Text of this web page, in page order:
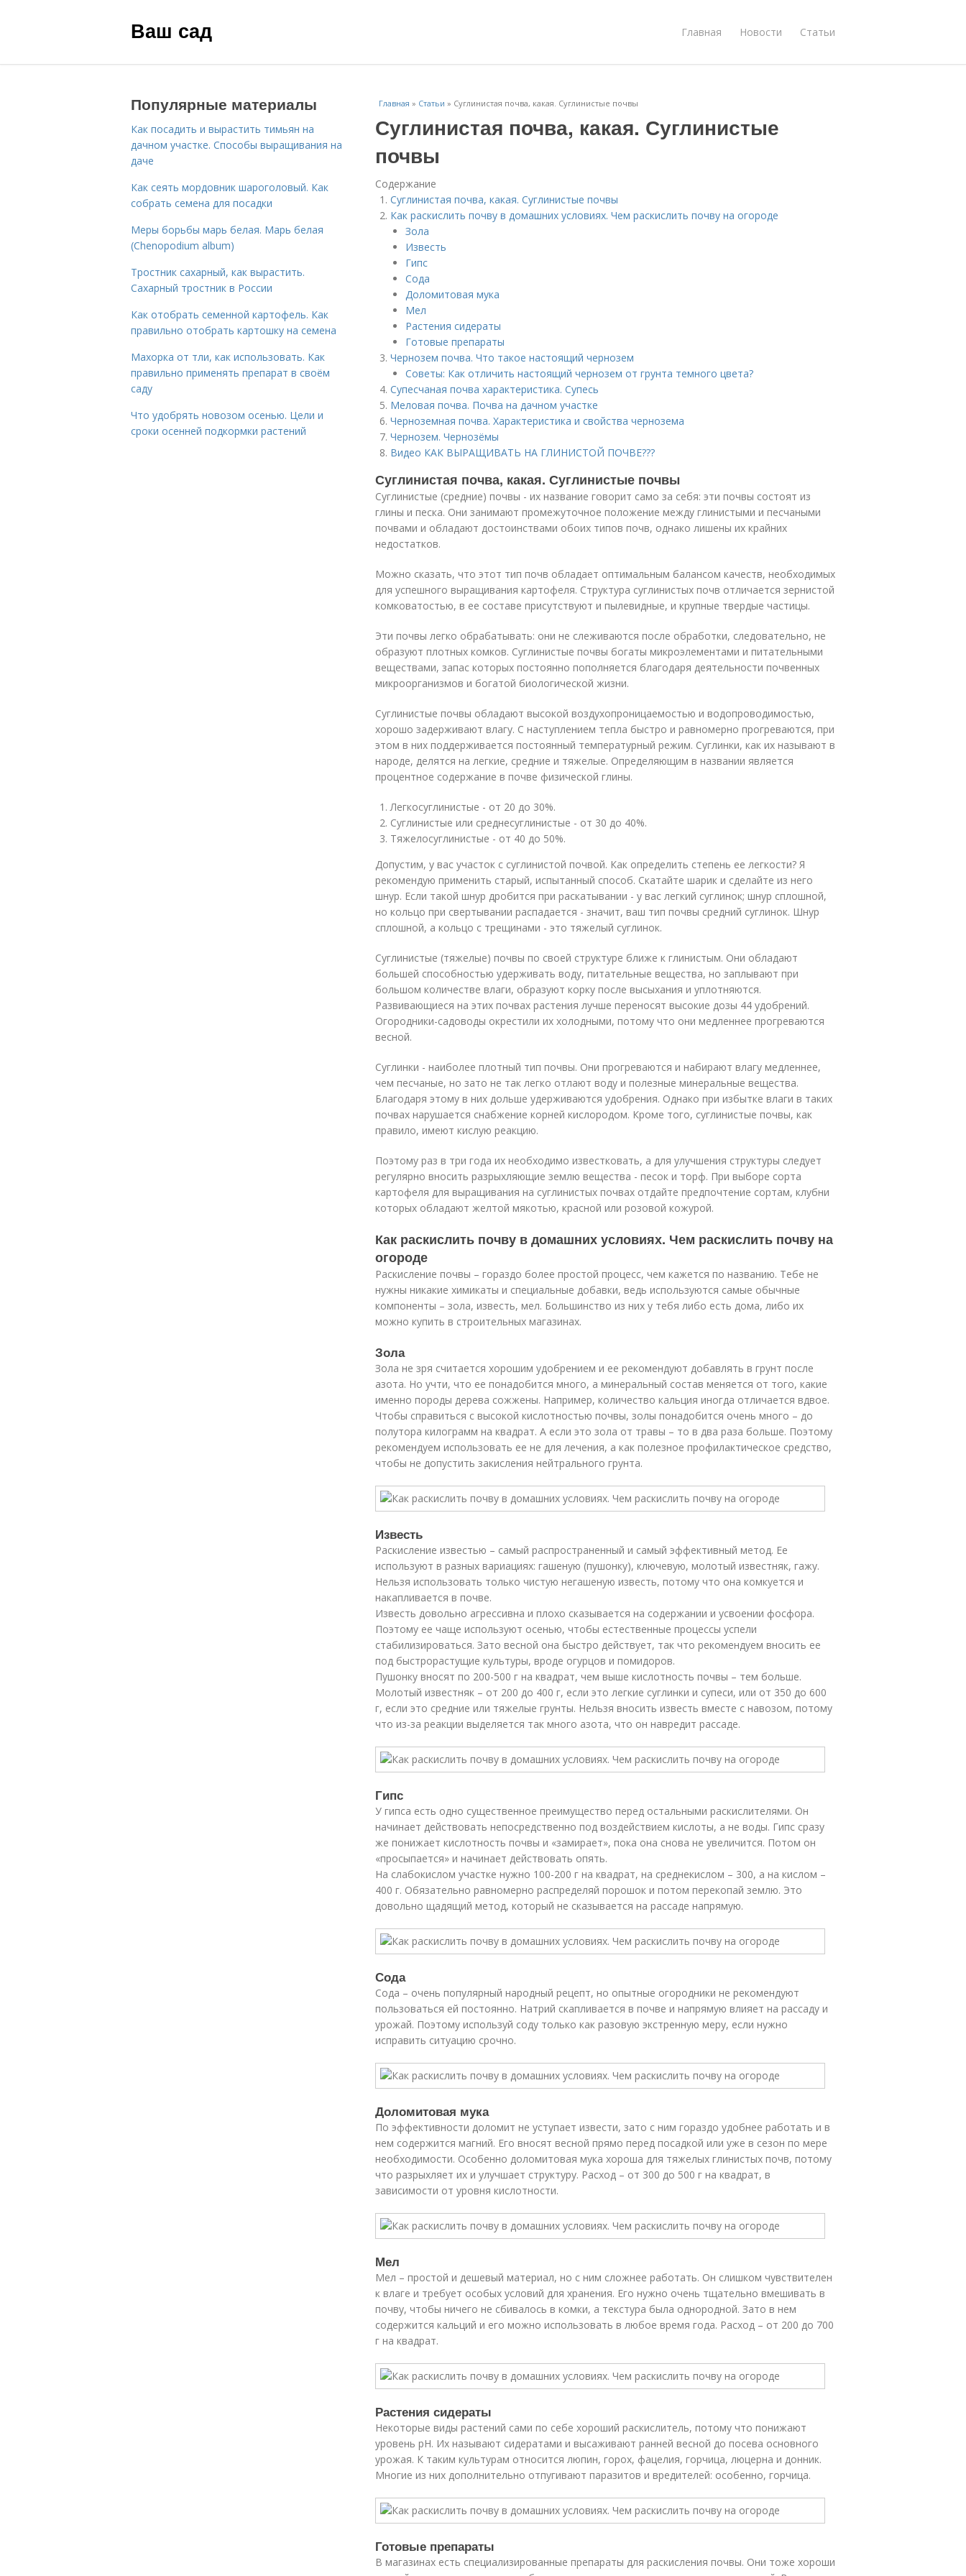
Ваш сад Главная Новости Статьи
Главная » Статьи » Суглинистая почва, какая. Суглинистые почвы
Суглинистая почва, какая. Суглинистые
почвы
Содержание
Суглинистая почва, какая. Суглинистые почвы
Как раскислить почву в домашних условиях. Чем раскислить почву на огороде
Зола
Известь
Гипс
Сода
Доломитовая мука
Мел
Растения сидераты
Готовые препараты
Чернозем почва. Что такое настоящий чернозем
Советы: Как отличить настоящий чернозем от грунта темного цвета?
Супесчаная почва характеристика. Супесь
Меловая почва. Почва на дачном участке
Черноземная почва. Характеристика и свойства чернозема
Чернозем. Чернозёмы
Видео КАК ВЫРАЩИВАТЬ НА ГЛИНИСТОЙ ПОЧВЕ???
Суглинистая почва, какая. Суглинистые почвы
Суглинистые (средние) почвы - их название говорит само за себя: эти почвы состоят из
глины и песка. Они занимают промежуточное положение между глинистыми и песчаными
почвами и обладают достоинствами обоих типов почв, однако лишены их крайних
недостатков.
Можно сказать, что этот тип почв обладает оптимальным балансом качеств, необходимых
для успешного выращивания картофеля. Структура суглинистых почв отличается зернистой
комковатостью, в ее составе присутствуют и пылевидные, и крупные твердые частицы.
Эти почвы легко обрабатывать: они не слеживаются после обработки, следовательно, не
образуют плотных комков. Суглинистые почвы богаты микроэлементами и питательными
веществами, запас которых постоянно пополняется благодаря деятельности почвенных
микроорганизмов и богатой биологической жизни.
Суглинистые почвы обладают высокой воздухопроницаемостью и водопроводимостью,
хорошо задерживают влагу. С наступлением тепла быстро и равномерно прогреваются, при
этом в них поддерживается постоянный температурный режим. Суглинки, как их называют в
народе, делятся на легкие, средние и тяжелые. Определяющим в названии является
процентное содержание в почве физической глины.
Легкосуглинистые - от 20 до 30%.
Суглинистые или среднесуглинистые - от 30 до 40%.
Тяжелосуглинистые - от 40 до 50%.
Допустим, у вас участок с суглинистой почвой. Как определить степень ее легкости? Я
рекомендую применить старый, испытанный способ. Скатайте шарик и сделайте из него
шнур. Если такой шнур дробится при раскатывании - у вас легкий суглинок; шнур сплошной,
но кольцо при свертывании распадается - значит, ваш тип почвы средний суглинок. Шнур
сплошной, а кольцо с трещинами - это тяжелый суглинок.
Суглинистые (тяжелые) почвы по своей структуре ближе к глинистым. Они обладают
большей способностью удерживать воду, питательные вещества, но заплывают при
большом количестве влаги, образуют корку после высыхания и уплотняются.
Развивающиеся на этих почвах растения лучше переносят высокие дозы 44 удобрений.
Огородники-садоводы окрестили их холодными, потому что они медленнее прогреваются
весной.
Суглинки - наиболее плотный тип почвы. Они прогреваются и набирают влагу медленнее,
чем песчаные, но зато не так легко отлают воду и полезные минеральные вещества.
Благодаря этому в них дольше удерживаются удобрения. Однако при избытке влаги в таких
почвах нарушается снабжение корней кислородом. Кроме того, суглинистые почвы, как
правило, имеют кислую реакцию.
Поэтому раз в три года их необходимо известковать, а для улучшения структуры следует
регулярно вносить разрыхляющие землю вещества - песок и торф. При выборе сорта
картофеля для выращивания на суглинистых почвах отдайте предпочтение сортам, клубни
которых обладают желтой мякотью, красной или розовой кожурой.
Как раскислить почву в домашних условиях. Чем раскислить почву на
огороде
Раскисление почвы – гораздо более простой процесс, чем кажется по названию. Тебе не
нужны никакие химикаты и специальные добавки, ведь используются самые обычные
компоненты – зола, известь, мел. Большинство из них у тебя либо есть дома, либо их
можно купить в строительных магазинах.
Зола
Зола не зря считается хорошим удобрением и ее рекомендуют добавлять в грунт после
азота. Но учти, что ее понадобится много, а минеральный состав меняется от того, какие
именно породы дерева сожжены. Например, количество кальция иногда отличается вдвое.
Чтобы справиться с высокой кислотностью почвы, золы понадобится очень много – до
полутора килограмм на квадрат. А если это зола от травы – то в два раза больше. Поэтому
рекомендуем использовать ее не для лечения, а как полезное профилактическое средство,
чтобы не допустить закисления нейтрального грунта.
Известь
Раскисление известью – самый распространенный и самый эффективный метод. Ее
используют в разных вариациях: гашеную (пушонку), ключевую, молотый известняк, гажу.
Нельзя использовать только чистую негашеную известь, потому что она комкуется и
накапливается в почве.
Известь довольно агрессивна и плохо сказывается на содержании и усвоении фосфора.
Поэтому ее чаще используют осенью, чтобы естественные процессы успели
стабилизироваться. Зато весной она быстро действует, так что рекомендуем вносить ее
под быстрорастущие культуры, вроде огурцов и помидоров.
Пушонку вносят по 200-500 г на квадрат, чем выше кислотность почвы – тем больше.
Молотый известняк – от 200 до 400 г, если это легкие суглинки и супеси, или от 350 до 600
г, если это средние или тяжелые грунты. Нельзя вносить известь вместе с навозом, потому
что из-за реакции выделяется так много азота, что он навредит рассаде.
Гипс
У гипса есть одно существенное преимущество перед остальными раскислителями. Он
начинает действовать непосредственно под воздействием кислоты, а не воды. Гипс сразу
же понижает кислотность почвы и «замирает», пока она снова не увеличится. Потом он
«просыпается» и начинает действовать опять.
На слабокислом участке нужно 100-200 г на квадрат, на среднекислом – 300, а на кислом –
400 г. Обязательно равномерно распределяй порошок и потом перекопай землю. Это
довольно щадящий метод, который не сказывается на рассаде напрямую.
Сода
Сода – очень популярный народный рецепт, но опытные огородники не рекомендуют
пользоваться ей постоянно. Натрий скапливается в почве и напрямую влияет на рассаду и
урожай. Поэтому используй соду только как разовую экстренную меру, если нужно
исправить ситуацию срочно.
Доломитовая мука
По эффективности доломит не уступает извести, зато с ним гораздо удобнее работать и в
нем содержится магний. Его вносят весной прямо перед посадкой или уже в сезон по мере
необходимости. Особенно доломитовая мука хороша для тяжелых глинистых почв, потому
что разрыхляет их и улучшает структуру. Расход – от 300 до 500 г на квадрат, в
зависимости от уровня кислотности.
Мел
Мел – простой и дешевый материал, но с ним сложнее работать. Он слишком чувствителен
к влаге и требует особых условий для хранения. Его нужно очень тщательно вмешивать в
почву, чтобы ничего не сбивалось в комки, а текстура была однородной. Зато в нем
содержится кальций и его можно использовать в любое время года. Расход – от 200 до 700
г на квадрат.
Растения сидераты
Некоторые виды растений сами по себе хороший раскислитель, потому что понижают
уровень рН. Их называют сидератами и высаживают ранней весной до посева основного
урожая. К таким культурам относится люпин, горох, фацелия, горчица, люцерна и донник.
Многие из них дополнительно отпугивают паразитов и вредителей: особенно, горчица.
Готовые препараты
В магазинах есть специализированные препараты для раскисления почвы. Они тоже хороши
Популярные материалы
Как посадить и вырастить тимьян на
дачном участке. Способы выращивания на
даче
Как сеять мордовник шароголовый. Как
собрать семена для посадки
Меры борьбы марь белая. Марь белая
(Chenopodium album)
Тростник сахарный, как вырастить.
Сахарный тростник в России
Как отобрать семенной картофель. Как
правильно отобрать картошку на семена
Махорка от тли, как использовать. Как
правильно применять препарат в своём
саду
Что удобрять новозом осенью. Цели и
сроки осенней подкормки растений